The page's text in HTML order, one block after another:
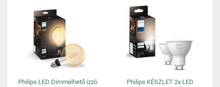
Philips LED Dimmelhető izzó
Philips KÉSZLET 2x LED